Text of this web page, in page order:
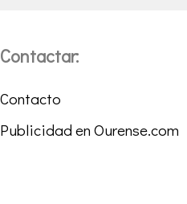
Contactar:
Contacto
Publicidad en Ourense.com